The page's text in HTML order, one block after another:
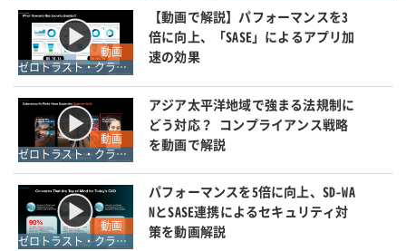
動画
ゼロトラスト・クラウドセキュリティ・SASE
【動画で解説】パフォーマンスを3
倍に向上、「SASE」によるアプリ加
速の効果
動画
ゼロトラスト・クラウドセキュリティ・SASE
アジア太平洋地域で強まる法規制に
どう対応？ コンプライアンス戦略
を動画で解説
動画
ゼロトラスト・クラウドセキュリティ・SASE
パフォーマンスを5倍に向上、SD-WA
NとSASE連携によるセキュリティ対
策を動画解説